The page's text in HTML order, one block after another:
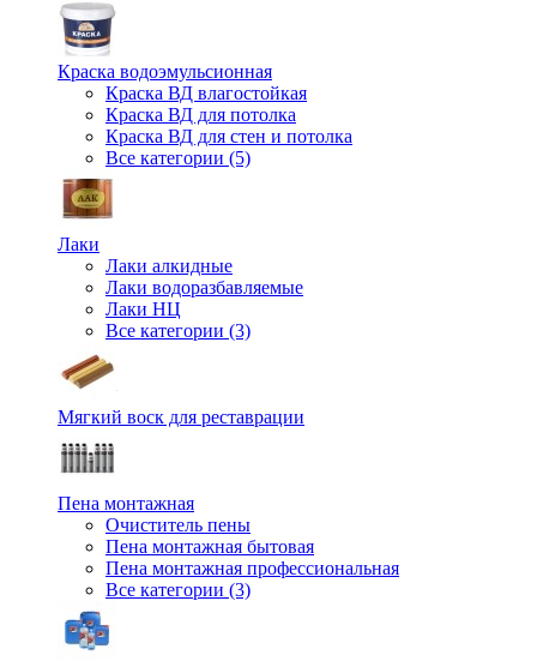
Краска водоэмульсионная
Краска ВД влагостойкая
Краска ВД для потолка
Краска ВД для стен и потолка
Все категории (5)
Лаки
Лаки алкидные
Лаки водоразбавляемые
Лаки НЦ
Все категории (3)
Мягкий воск для реставрации
Пена монтажная
Очиститель пены
Пена монтажная бытовая
Пена монтажная профессиональная
Все категории (3)